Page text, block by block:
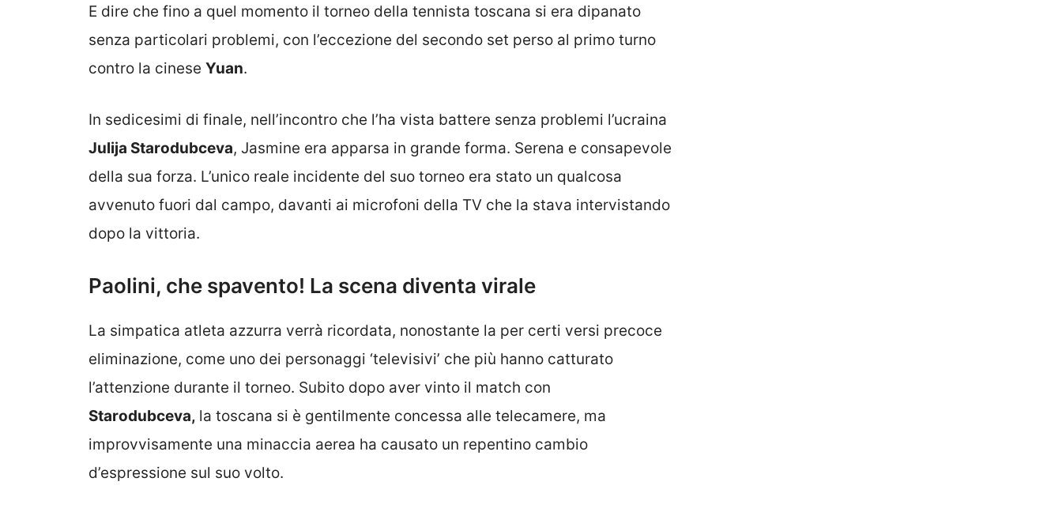
E dire che fino a quel momento il torneo della tennista toscana si era dipanato
senza particolari problemi, con l’eccezione del secondo set perso al primo turno
contro la cinese Yuan.
In sedicesimi di finale, nell’incontro che l’ha vista battere senza problemi l’ucraina
Julija Starodubceva, Jasmine era apparsa in grande forma. Serena e consapevole
della sua forza. L’unico reale incidente del suo torneo era stato un qualcosa
avvenuto fuori dal campo, davanti ai microfoni della TV che la stava intervistando
dopo la vittoria.
Paolini, che spavento! La scena diventa virale
La simpatica atleta azzurra verrà ricordata, nonostante la per certi versi precoce
eliminazione, come uno dei personaggi ‘televisivi’ che più hanno catturato
l’attenzione durante il torneo. Subito dopo aver vinto il match con
Starodubceva, la toscana si è gentilmente concessa alle telecamere, ma
improvvisamente una minaccia aerea ha causato un repentino cambio
d’espressione sul suo volto.